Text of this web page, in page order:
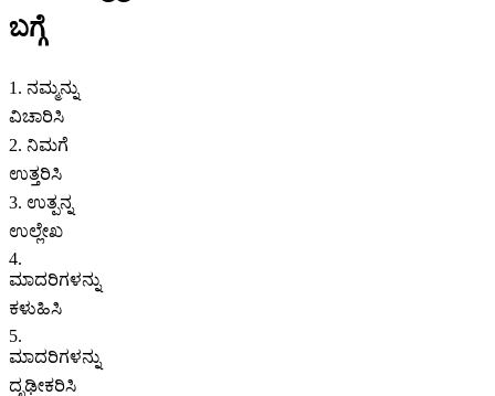
ಬಗ್ಗೆ
1. ನಮ್ಮನ್ನು
ವಿಚಾರಿಸಿ
2. ನಿಮಗೆ
ಉತ್ತರಿಸಿ
3. ಉತ್ಪನ್ನ
ಉಲ್ಲೇಖ
4.
ಮಾದರಿಗಳನ್ನು
ಕಳುಹಿಸಿ
5.
ಮಾದರಿಗಳನ್ನು
ದೃಢೀಕರಿಸಿ